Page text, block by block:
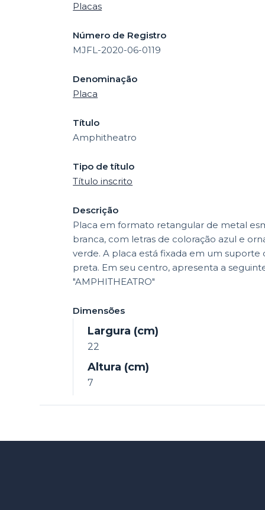
Placas
Número de Registro
MJFL-2020-06-0119
Denominação
Placa
Título
Amphitheatro
Tipo de título
Título inscrito
Descrição
Placa em formato retangular de metal
branca, com letras de coloração azul e
verde. A placa está fixada em um suporte
preta. Em seu centro, apresenta a
"AMPHITHEATRO"
Dimensões
Largura (cm)
22
Altura (cm)
7